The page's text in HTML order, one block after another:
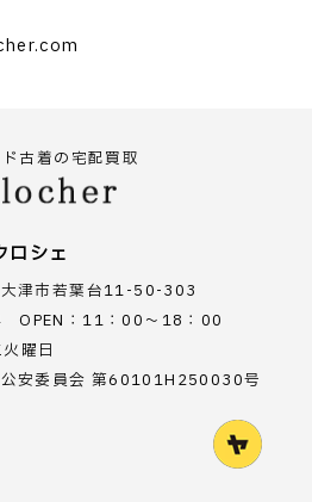
古着の宅配買取
ロシェ
津市若葉台11-50-303
：11：00～18：00
曜日
公安委員会 第60101H250030号